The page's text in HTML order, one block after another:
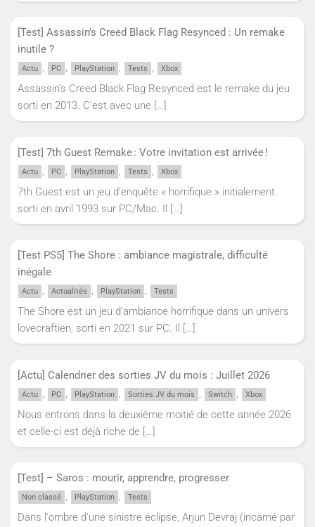
[Test] Assassin’s Creed Black Flag Resynced : Un remake
inutile ?
Actu , PC , PlayStation , Tests , Xbox
Assassin’s Creed Black Flag Resynced est le remake du jeu
sorti en 2013. C’est avec une […]
[Test] 7th Guest Remake : Votre invitation est arrivée !
Actu , PC , PlayStation , Tests , Xbox
7th Guest est un jeu d’enquête « horrifique » initialement
sorti en avril 1993 sur PC/Mac. Il […]
[Test PS5] The Shore : ambiance magistrale, difficulté
inégale
Actu , Actualités , PlayStation , Tests
The Shore est un jeu d’ambiance horrifique dans un univers
lovecraftien, sorti en 2021 sur PC. Il […]
[Actu] Calendrier des sorties JV du mois : Juillet 2026
Actu , PC , PlayStation , Sorties JV du mois , Switch , Xbox
Nous entrons dans la deuxième moitié de cette année 2026
et celle-ci est déjà riche de […]
[Test] – Saros : mourir, apprendre, progresser
Non classé , PlayStation , Tests
Dans l'ombre d'une sinistre éclipse, Arjun Devraj (incarné par